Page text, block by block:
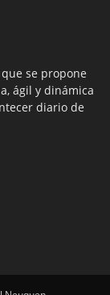
se propone
ágil y dinámica
diario de